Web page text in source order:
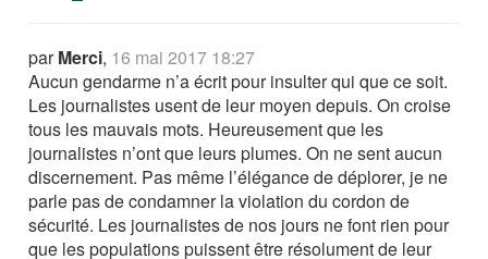
parMerci, 16 mai 2017 18:27
Aucun gendarme n’a écrit pour insulter qui que ce soit.
Les journalistes usent de leur moyen depuis. On croise
tous les mauvais mots. Heureusement que les
journalistes n’ont que leurs plumes. On ne sent aucun
discernement. Pas même l’élégance de déplorer, je ne
parle pas de condamner la violation du cordon de
sécurité. Les journalistes de nos jours ne font rien pour
que les populations puissent être résolument de leur